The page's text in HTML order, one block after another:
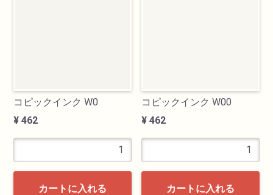
コピックインク W0
¥ 462
カートに入れる
コピックインク W00
¥ 462
カートに入れる